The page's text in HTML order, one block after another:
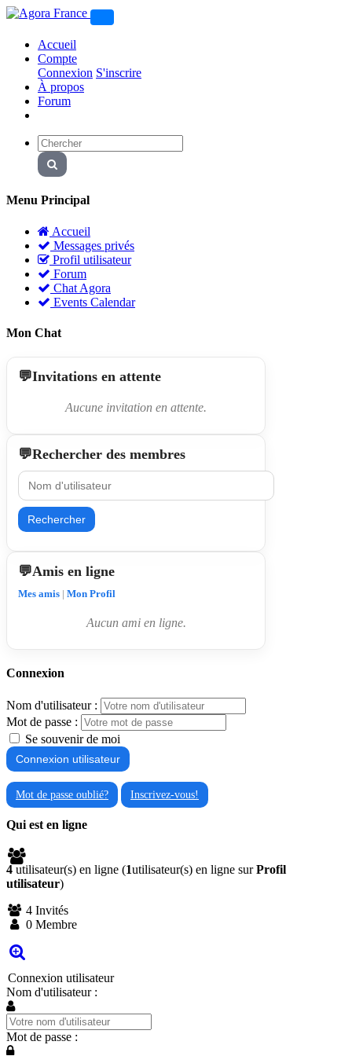
Accueil
Compte
Connexion S'inscrire
À propos
Forum
Menu Principal
Accueil
Messages privés
Profil utilisateur
Forum
Chat Agora
Events Calendar
Mon Chat
Invitations en attente
Aucune invitation en attente.
Rechercher des membres
Rechercher
Amis en ligne
Mes amis | Mon Profil
Aucun ami en ligne.
Connexion
Nom d'utilisateur :
Mot de passe :
Se souvenir de moi
Mot de passe oublié? Inscrivez-vous!
Qui est en ligne
4 utilisateur(s) en ligne (1utilisateur(s) en ligne surProfil
utilisateur)
4 Invités
0 Membre
Connexion utilisateur
Nom d'utilisateur :
Mot de passe :